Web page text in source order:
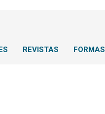
REVISTAS FORMAS